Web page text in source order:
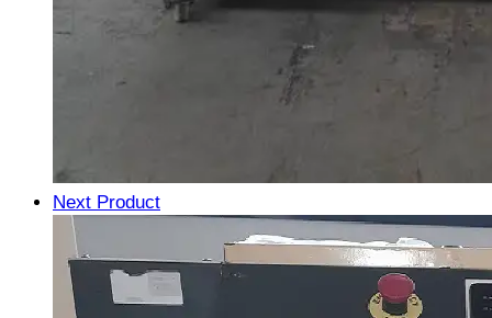
Next Product